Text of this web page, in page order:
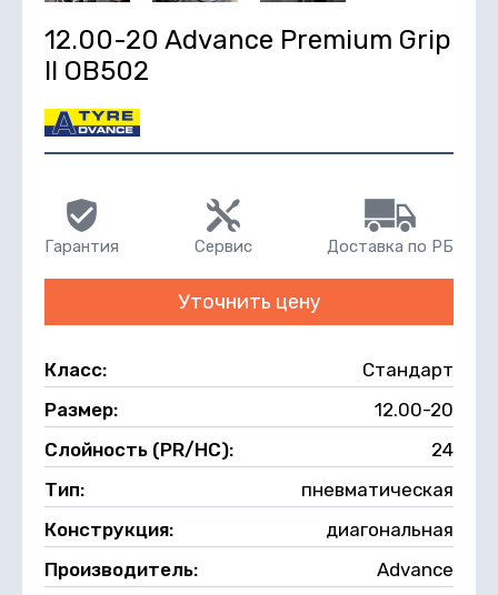
12.00-20 Advance Premium Grip
II OB502
Гарантия Сервис Доставка по РБ
Уточнить цену
Класс:
Стандарт
Размер:
12.00-20
Слойность (PR/НС):
24
Тип:
пневматическая
Конструкция:
диагональная
Производитель:
Advance